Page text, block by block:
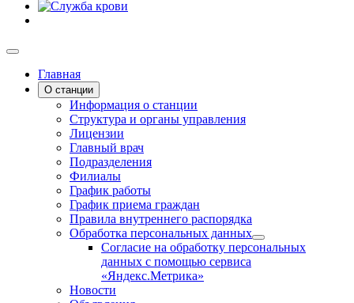
Главная
О станции
Информация о станции
Структура и органы управления
Лицензии
Главный врач
Подразделения
Филиалы
График работы
График приема граждан
Правила внутреннего распорядка
Обработка персональных данных
Согласие на обработку персональных
данных с помощью сервиса
«Яндекс.Метрика»
Новости